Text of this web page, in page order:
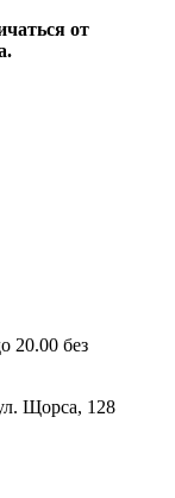
от
20.00 без
Щорса, 128